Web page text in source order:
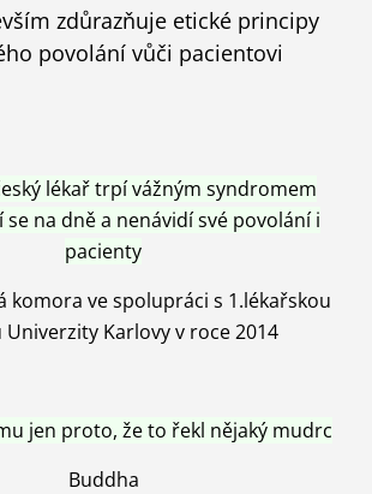
zdůrazňuje etické principy
povolání vůči pacientovi
lékař trpí vážným syndromem
se na dně a nenávidí své povolání i
pacienty
komora ve spolupráci s 1.lékařskou
Karlovy v roce 2014
jen proto, že to řekl nějaký mudrc
Buddha